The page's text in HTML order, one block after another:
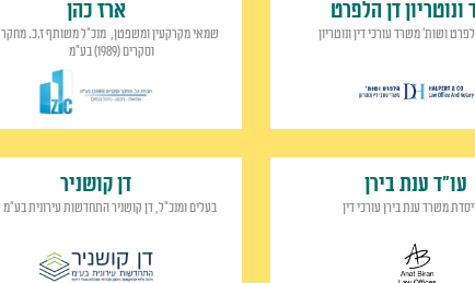
ונוטריון דן הלפרט
ושות' משרד עורכי דין ונוטריון
ארז כהן
שמאי מקרקעין ומשפטן, מנכ"ל משותף ז.כ. מחקר
וסקרים (1989) בע"מ
עו"ד ענת בירן
משרד ענת בירן עורכי דין
דן קושניר
בעלים ומנכ"ל, דן קושניר התחדשות עירונית בע"מ